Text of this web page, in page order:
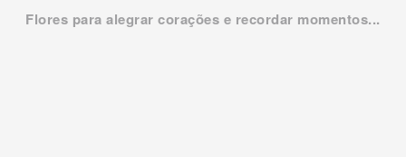
Flores para alegrar corações e recordar momentos...